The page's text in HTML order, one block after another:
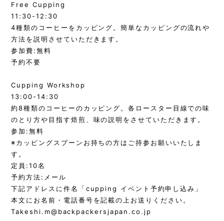
Free Cupping
11:30-12:30
4種類のコーヒーをカッピング。簡単なカッピングの流れや
方法を説明させていただきます。
参加費:無料
予約不要
Cupping Workshop
13:00-14:30
約8種類のコーヒーのカッピング。各ロースター目線での味
のとり方や目指す焙煎、味の説明をさせていただきます。
参加:無料
※カッピングスプーンお持ちの方はご持参お願いいたしま
す。
定員:10名
予約方法:メール
下記アドレスに件名「cupping イベント予約申し込み」
本文にお名前・電話番号を記載の上お送りください。
Takeshi.m@backpackersjapan.co.jp